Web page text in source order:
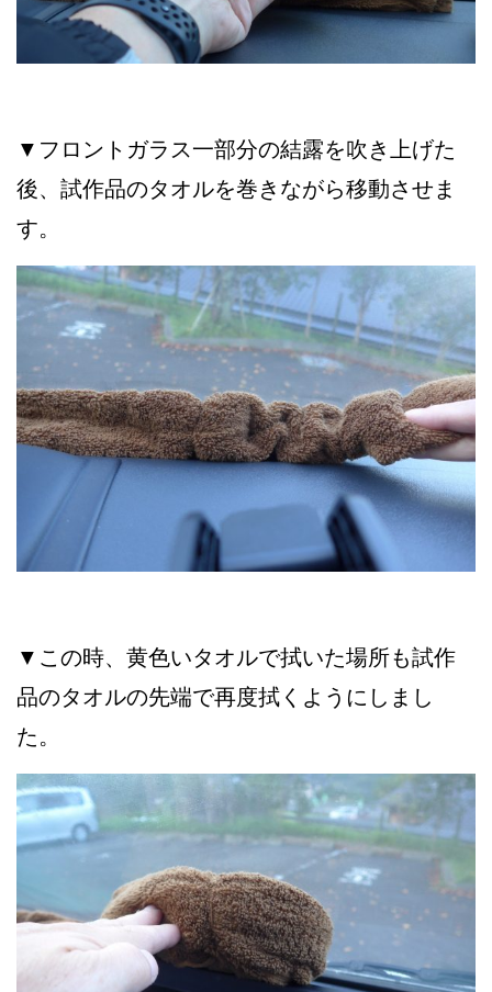
▼フロントガラス一部分の結露を吹き上げた
後、試作品のタオルを巻きながら移動させま
す。
▼この時、黄色いタオルで拭いた場所も試作
品のタオルの先端で再度拭くようにしまし
た。